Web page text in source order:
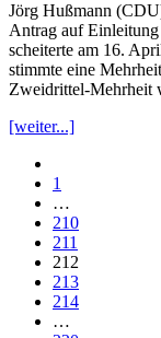
Jörg Hußmann
Antrag auf
scheiterte am 16.
stimmte eine
Zweidrittel-Mehrheit
[weiter...]
1
…
210
211
212
213
214
…